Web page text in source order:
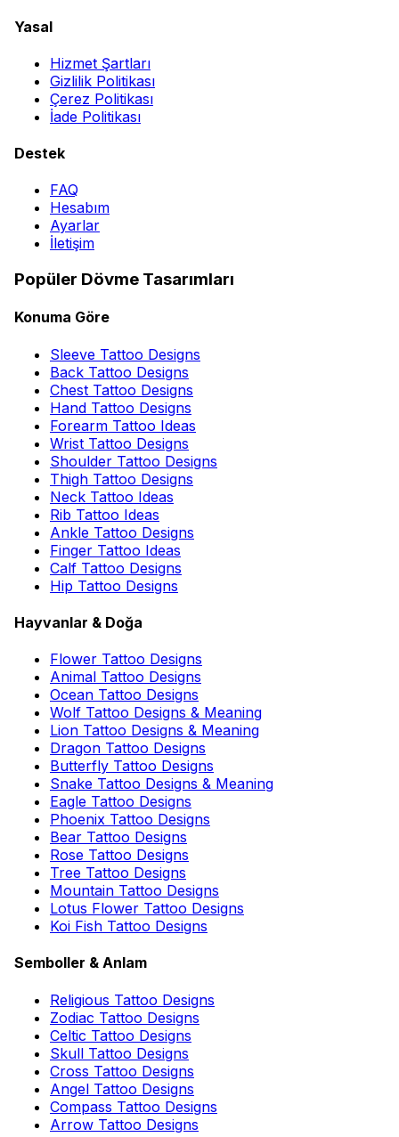
Yasal
Hizmet Şartları
Gizlilik Politikası
Çerez Politikası
İade Politikası
Destek
FAQ
Hesabım
Ayarlar
İletişim
Popüler Dövme Tasarımları
Konuma Göre
Sleeve Tattoo Designs
Back Tattoo Designs
Chest Tattoo Designs
Hand Tattoo Designs
Forearm Tattoo Ideas
Wrist Tattoo Designs
Shoulder Tattoo Designs
Thigh Tattoo Designs
Neck Tattoo Ideas
Rib Tattoo Ideas
Ankle Tattoo Designs
Finger Tattoo Ideas
Calf Tattoo Designs
Hip Tattoo Designs
Hayvanlar & Doğa
Flower Tattoo Designs
Animal Tattoo Designs
Ocean Tattoo Designs
Wolf Tattoo Designs & Meaning
Lion Tattoo Designs & Meaning
Dragon Tattoo Designs
Butterfly Tattoo Designs
Snake Tattoo Designs & Meaning
Eagle Tattoo Designs
Phoenix Tattoo Designs
Bear Tattoo Designs
Rose Tattoo Designs
Tree Tattoo Designs
Mountain Tattoo Designs
Lotus Flower Tattoo Designs
Koi Fish Tattoo Designs
Semboller & Anlam
Religious Tattoo Designs
Zodiac Tattoo Designs
Celtic Tattoo Designs
Skull Tattoo Designs
Cross Tattoo Designs
Angel Tattoo Designs
Compass Tattoo Designs
Arrow Tattoo Designs